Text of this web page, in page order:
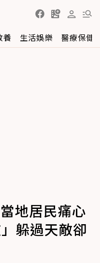
養 生活娛樂 醫療保健
地居民痛心
躲過天敵卻